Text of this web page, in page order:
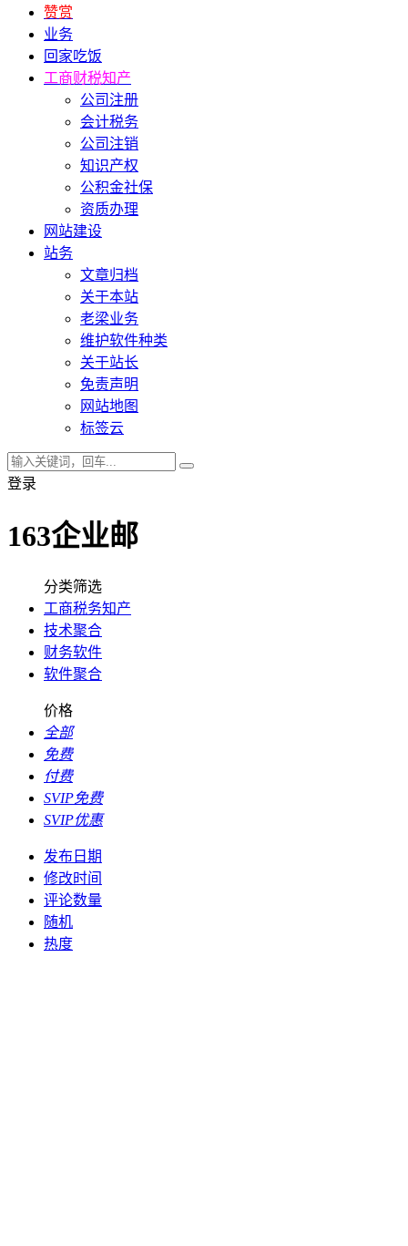
赞赏
业务
回家吃饭
工商财税知产
公司注册
会计税务
公司注销
知识产权
公积金社保
资质办理
网站建设
站务
文章归档
关于本站
老梁业务
维护软件种类
关于站长
免责声明
网站地图
标签云
登录
163企业邮
分类筛选
工商税务知产
技术聚合
财务软件
软件聚合
价格
全部
免费
付费
SVIP免费
SVIP优惠
发布日期
修改时间
评论数量
随机
热度